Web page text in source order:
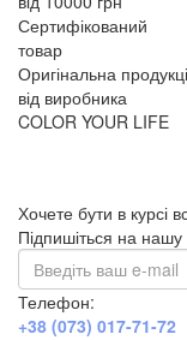
Сертифікований
товар
Оригінальна
від виробника
COLOR YOUR LIFE
Хочете бути в курсі
Підпишіться на нашу
Телефон:
+38 (073) 017-71-72